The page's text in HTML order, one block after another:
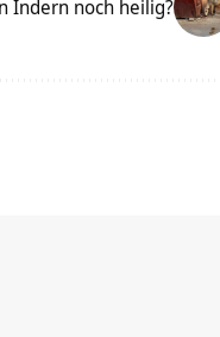
Indern noch heilig?